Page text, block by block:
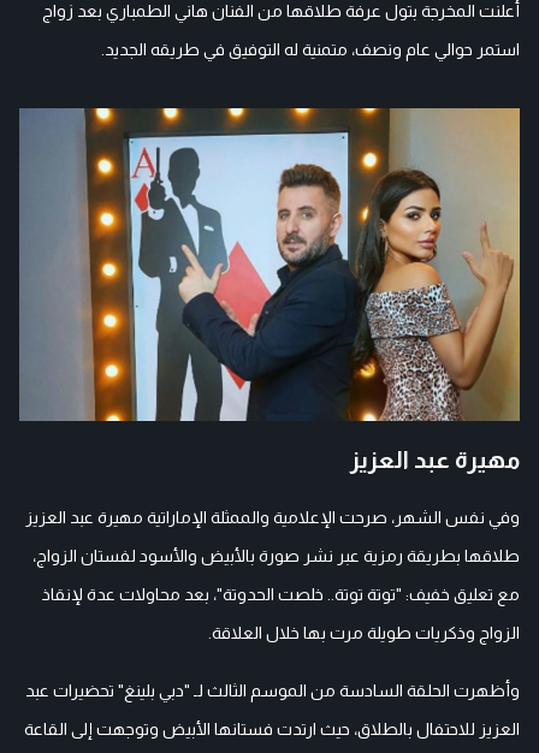
أعلنت المخرجة بتول عرفة طلاقها من الفنان هاني الطمباري بعد زواج
استمر حوالي عام ونصف، متمنية له التوفيق في طريقه الجديد.
مهيرة عبد العزيز
وفي نفس الشهر، صرحت الإعلامية والممثلة الإماراتية مهيرة عبد العزيز
طلاقها بطريقة رمزية عبر نشر صورة بالأبيض والأسود لفستان الزواج،
مع تعليق خفيف: "توتة توتة.. خلصت الحدوتة"، بعد محاولات عدة لإنقاذ
الزواج وذكريات طويلة مرت بها خلال العلاقة.
وأظهرت الحلقة السادسة من الموسم الثالث لـ "دبي بلينغ" تحضيرات عبد
العزيز للاحتفال بالطلاق، حيث ارتدت فستانها الأبيض وتوجهت إلى القاعة